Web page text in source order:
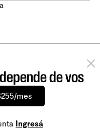
de vos
mes
Ingresá